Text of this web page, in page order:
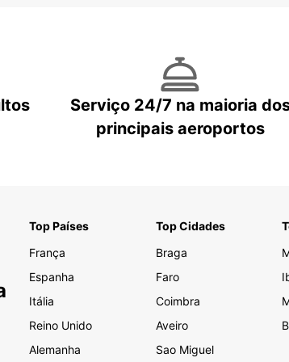
Serviço 24/7 na maioria
principais aeroportos
Top Países
França
Espanha
Itália
Reino Unido
Alemanha
Top Cidades
Braga
Faro
Coimbra
Aveiro
Sao Miguel